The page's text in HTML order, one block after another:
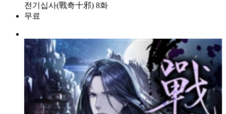
전기십사(戰奇十邪) 8화
무료